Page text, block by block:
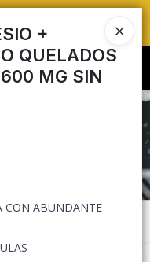
+
QUELADOS
MG SIN
CON ABUNDANTE
ARGENTINA 🚚📦
a la Tienda